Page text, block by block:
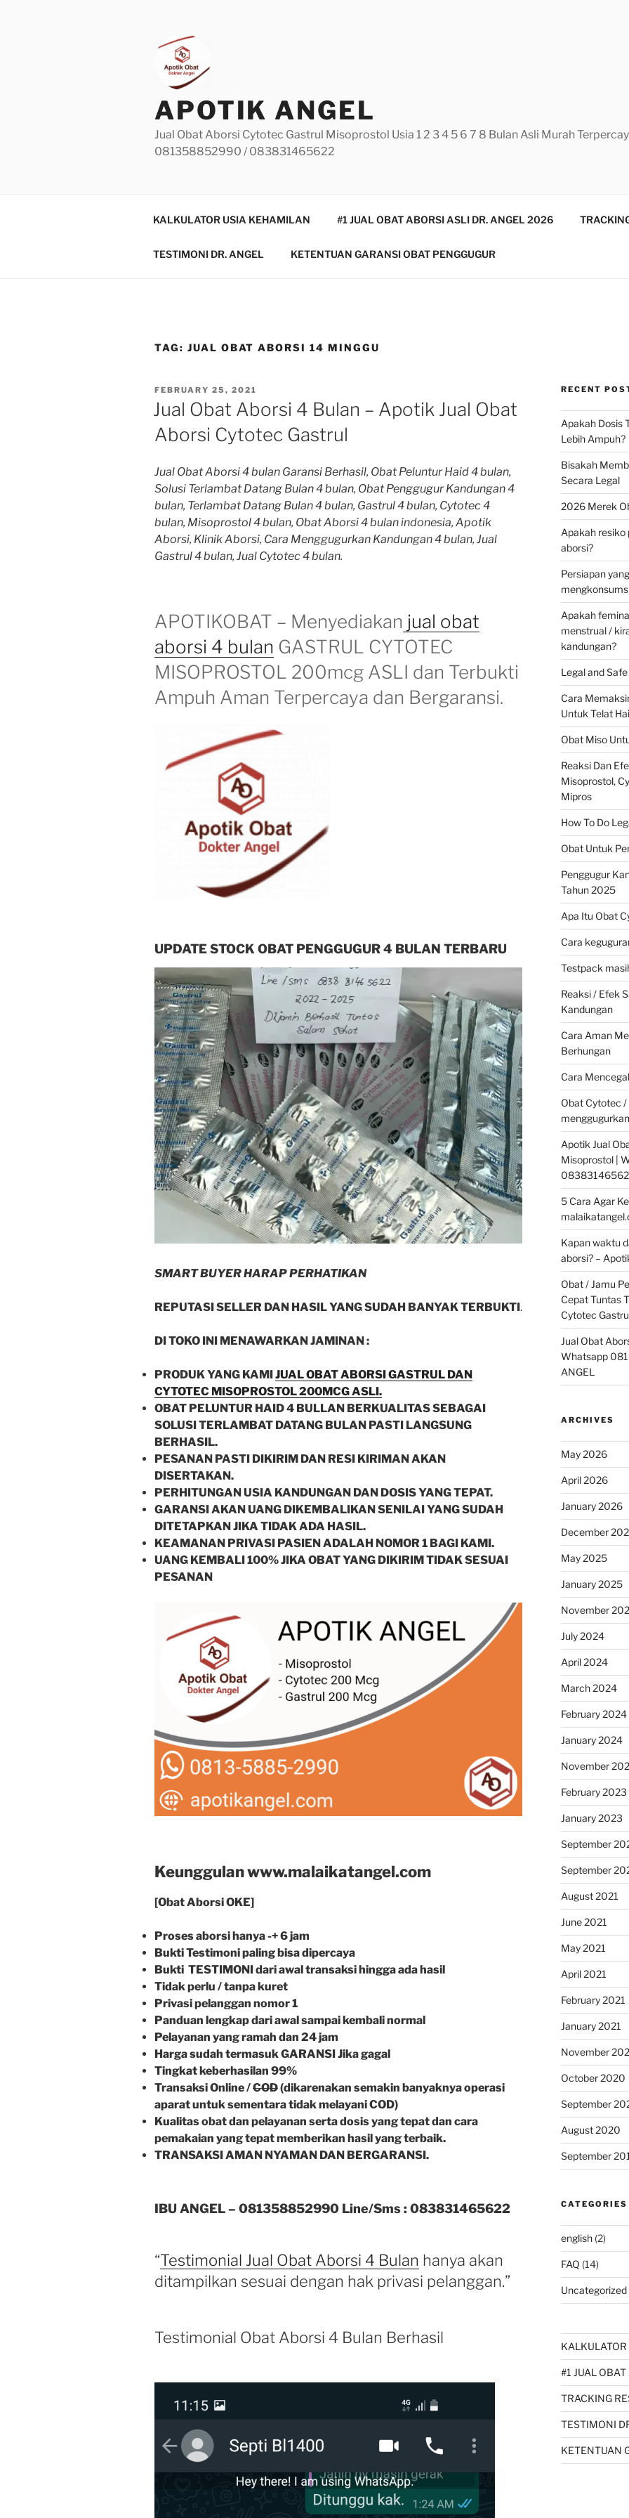
APOTIK ANGEL
Jual Obat Aborsi Cytotec Gastrul Misoprostol Usia 1 2 3 4 5 6 7 8 Bulan Asli Murah
081358852990 / 083831465622
KALKULATOR USIA KEHAMILAN #1 JUAL OBAT ABORSI ASLI DR. ANGEL 2026
TESTIMONI DR. ANGEL KETENTUAN GARANSI OBAT PENGGUGUR
TAG: JUAL OBAT ABORSI 14 MINGGU
POSTED
ON
FEBRUARY 25, 2021
Jual Obat Aborsi 4 Bulan – Apotik Jual Obat
Aborsi Cytotec Gastrul
Jual Obat Aborsi 4 bulan Garansi Berhasil, Obat Peluntur Haid 4 bulan,
Solusi Terlambat Datang Bulan 4 bulan, Obat Penggugur Kandungan 4
bulan, Terlambat Datang Bulan 4 bulan, Gastrul 4 bulan, Cytotec 4
bulan, Misoprostol 4 bulan, Obat Aborsi 4 bulan indonesia, Apotik
Aborsi, Klinik Aborsi, Cara Menggugurkan Kandungan 4 bulan, Jual
Gastrul 4 bulan, Jual Cytotec 4 bulan.
APOTIKOBAT – Menyediakan jual obat
aborsi 4 bulan GASTRUL CYTOTEC
MISOPROSTOL 200mcg ASLI dan Terbukti
Ampuh Aman Terpercaya dan Bergaransi.
UPDATE STOCK OBAT PENGGUGUR 4 BULAN TERBARU
SMART BUYER HARAP PERHATIKAN
REPUTASI SELLER DAN HASIL YANG SUDAH BANYAK TERBUKTI.
DI TOKO INI MENAWARKAN JAMINAN :
PRODUK YANG KAMI JUAL OBAT ABORSI GASTRUL DAN
CYTOTEC MISOPROSTOL 200MCG ASLI.
OBAT PELUNTUR HAID 4 BULLAN BERKUALITAS SEBAGAI
SOLUSI TERLAMBAT DATANG BULAN PASTI LANGSUNG
BERHASIL.
PESANAN PASTI DIKIRIM DAN RESI KIRIMAN AKAN
DISERTAKAN.
PERHITUNGAN USIA KANDUNGAN DAN DOSIS YANG TEPAT.
GARANSI AKAN UANG DIKEMBALIKAN SENILAI YANG SUDAH
DITETAPKAN JIKA TIDAK ADA HASIL.
KEAMANAN PRIVASI PASIEN ADALAH NOMOR 1 BAGI KAMI.
UANG KEMBALI 100% JIKA OBAT YANG DIKIRIM TIDAK SESUAI
PESANAN
Keunggulan www.malaikatangel.com
[Obat Aborsi OKE]
Proses aborsi hanya -+ 6 jam
Bukti Testimoni paling bisa dipercaya
Bukti TESTIMONI dari awal transaksi hingga ada hasil
Tidak perlu / tanpa kuret
Privasi pelanggan nomor 1
Panduan lengkap dari awal sampai kembali normal
Pelayanan yang ramah dan 24 jam
Harga sudah termasuk GARANSI Jika gagal
Tingkat keberhasilan 99%
Transaksi Online /COD(dikarenakan semakin banyaknya operasi
aparat untuk sementara tidak melayani COD)
Kualitas obat dan pelayanan serta dosis yang tepat dan cara
pemakaian yang tepat memberikan hasil yang terbaik.
TRANSAKSI AMAN NYAMAN DAN BERGARANSI.
IBU ANGEL – 081358852990 Line/Sms : 083831465622
“Testimonial Jual Obat Aborsi 4 Bulan hanya akan
ditampilkan sesuai dengan hak privasi pelanggan.”
Testimonial Obat Aborsi 4 Bulan Berhasil
RECENT
Apakah Dosis
Lebih Ampuh?
Bisakah
Secara Legal
2026 Merek
Apakah resiko
aborsi?
Persiapan
Apakah
menstrual /
kandungan?
Legal and
Cara
Untuk Telat
Obat Miso
Reaksi Dan
Misoprostol,
Mipros
How To Do
Obat Untuk
Penggugur
Tahun 2025
Apa Itu Obat
Cara
Testpack
Reaksi / Efek
Kandungan
Cara Aman
Berhungan
Cara
Obat Cytotec /
Apotik Jual
Misoprostol |
5 Cara Agar
Kapan waktu
aborsi? –
Obat / Jamu
Cepat Tuntas
Cytotec
Jual Obat
Whatsapp
ANGEL
ARCHIVES
May 2026
April 2026
January 2026
December
May 2025
January 2025
November
July 2024
April 2024
March 2024
February 2024
January 2024
November
February 2023
January 2023
September
September
August 2021
June 2021
May 2021
April 2021
February 2021
January 2021
November
October 2020
September
August 2020
September
CATEGORIES
english(2)
FAQ (14)
Uncategorized
#1 JUAL
TRACKING
TESTIMONI
KETENTUAN